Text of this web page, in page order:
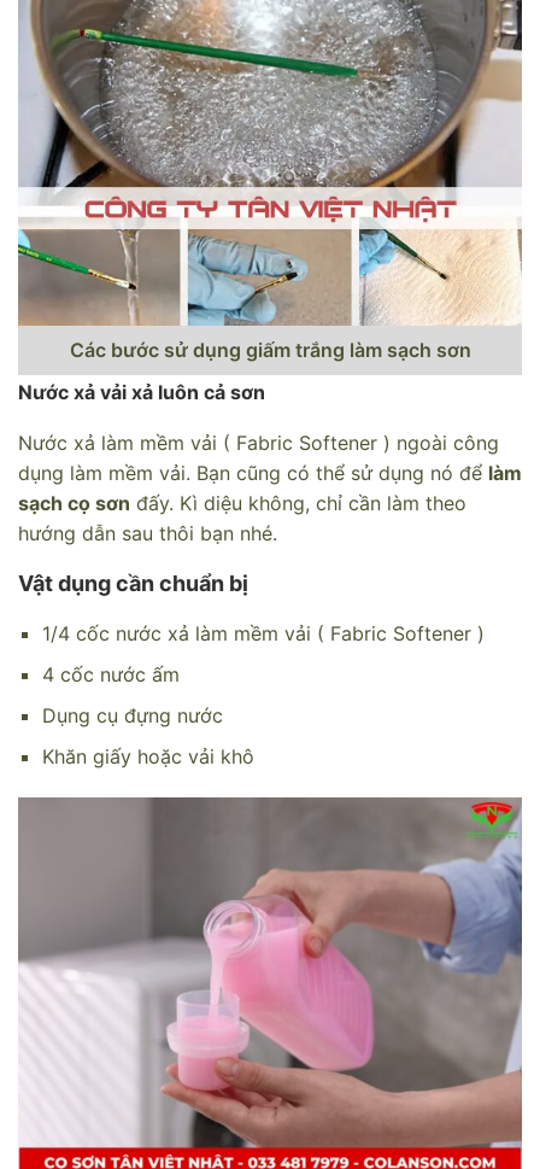
Các bước sử dụng giấm trắng làm sạch sơn
Nước xả vải xả luôn cả sơn
Nước xả làm mềm vải ( Fabric Softener ) ngoài công
dụng làm mềm vải. Bạn cũng có thể sử dụng nó để làm
sạch cọ sơn đấy. Kì diệu không, chỉ cần làm theo
hướng dẫn sau thôi bạn nhé.
Vật dụng cần chuẩn bị
1/4 cốc nước xả làm mềm vải ( Fabric Softener )
4 cốc nước ấm
Dụng cụ đựng nước
Khăn giấy hoặc vải khô